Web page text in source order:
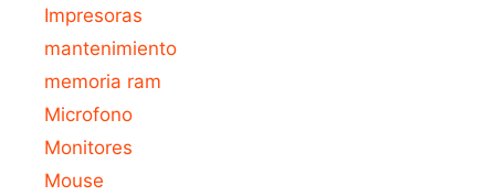
Impresoras
mantenimiento
memoria ram
Microfono
Monitores
Mouse